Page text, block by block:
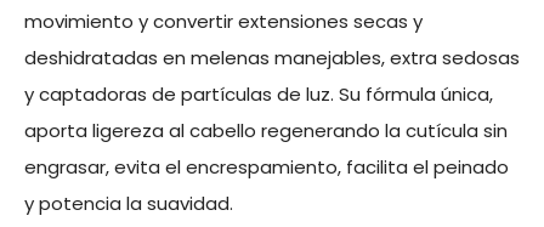
movimiento y convertir extensiones secas y
deshidratadas en melenas manejables, extra sedosas
y captadoras de partículas de luz. Su fórmula única,
aporta ligereza al cabello regenerando la cutícula sin
engrasar, evita el encrespamiento, facilita el peinado
y potencia la suavidad.